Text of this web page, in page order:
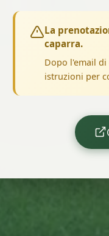
La
caparra.
Dopo l'email
istruzioni per